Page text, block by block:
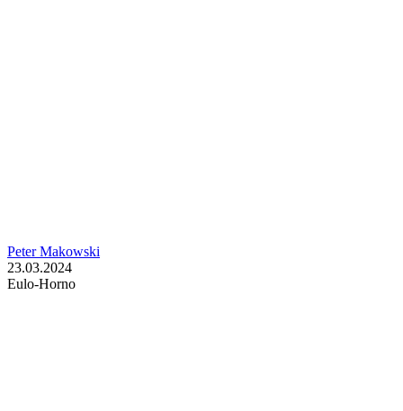
Peter Makowski
23.03.2024
Eulo-Horno